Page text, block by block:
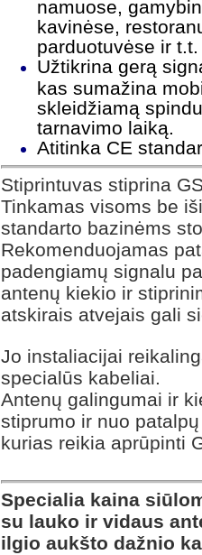
namuose,
kavinėse,
parduotuvėse ir
Užtikrina gerą
kas sumažina
skleidžiamą
tarnavimo laiką.
Atitinka CE
Stiprintuvas stiprina
Tinkamas visoms be
standarto bazinėms
Rekomenduojamas
padengiamų signalu
antenų kiekio ir
atskirais atvejais gali
Jo instaliacijai
specialūs kabeliai.
Antenų galingumai ir
stiprumo ir nuo
kurias reikia aprūpinti
Specialia kaina
su lauko ir vidaus
ilgio aukšto dažnio